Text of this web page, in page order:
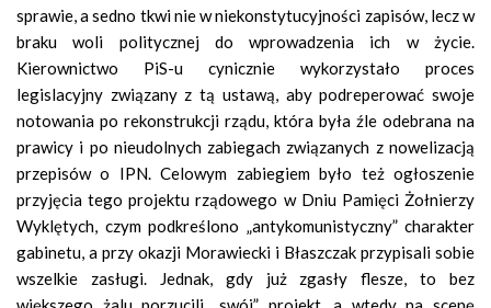
sprawie, a sedno tkwi nie w niekonstytucyjności zapisów, lecz w
braku woli politycznej do wprowadzenia ich w życie.
Kierownictwo PiS-u cynicznie wykorzystało proces
legislacyjny związany z tą ustawą, aby podreperować swoje
notowania po rekonstrukcji rządu, która była źle odebrana na
prawicy i po nieudolnych zabiegach związanych z nowelizacją
przepisów o IPN. Celowym zabiegiem było też ogłoszenie
przyjęcia tego projektu rządowego w Dniu Pamięci Żołnierzy
Wyklętych, czym podkreślono „antykomunistyczny” charakter
gabinetu, a przy okazji Morawiecki i Błaszczak przypisali sobie
wszelkie zasługi. Jednak, gdy już zgasły flesze, to bez